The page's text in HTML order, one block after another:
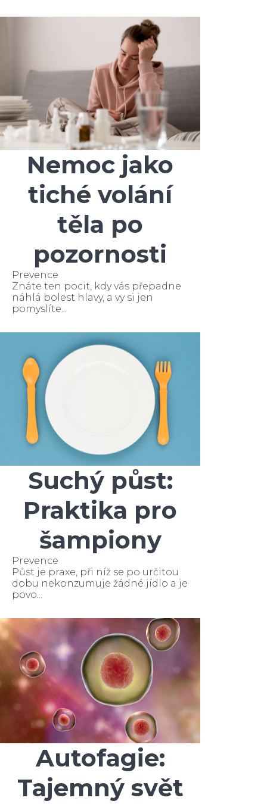
Nemoc jako
tiché volání
těla po
pozornosti
Prevence
Znáte ten pocit, kdy vás přepadne
náhlá bolest hlavy, a vy si jen
pomyslíte...
Suchý půst:
Praktika pro
šampiony
Prevence
Půst je praxe, při níž se po určitou
dobu nekonzumuje žádné jídlo a je
povo...
Autofagie:
Tajemný svět